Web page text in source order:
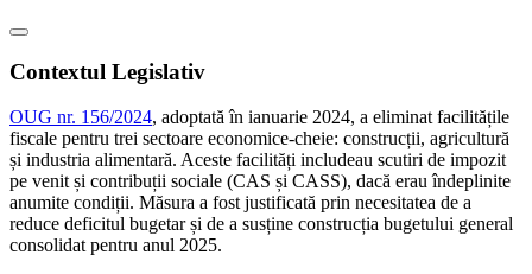
Contextul Legislativ
OUG nr. 156/2024, adoptată în ianuarie 2024, a eliminat facilitățile
fiscale pentru trei sectoare economice-cheie: construcții, agricultură
și industria alimentară. Aceste facilități includeau scutiri de impozit
pe venit și contribuții sociale (CAS și CASS), dacă erau îndeplinite
anumite condiții. Măsura a fost justificată prin necesitatea de a
reduce deficitul bugetar și de a susține construcția bugetului general
consolidat pentru anul 2025.